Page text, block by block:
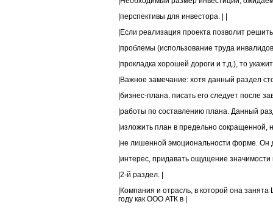
|перспективы для инвестора. | |
|Если реализация проекта позволит
|проблемы (использование труда
|прокладка хорошей дороги и т.д.), то
|Важное замечание: хотя данный раздел
|бизнес-плана. писать его следует после
|работы по составлению плана. Данный
|изложить план в предельно сокращенной,
|не лишенной эмоциональности форме. Он
|интерес, придавать ощущение значимости
|2-й раздел. |
|Компания и отрасль, в которой она
году как ООО АТК в |